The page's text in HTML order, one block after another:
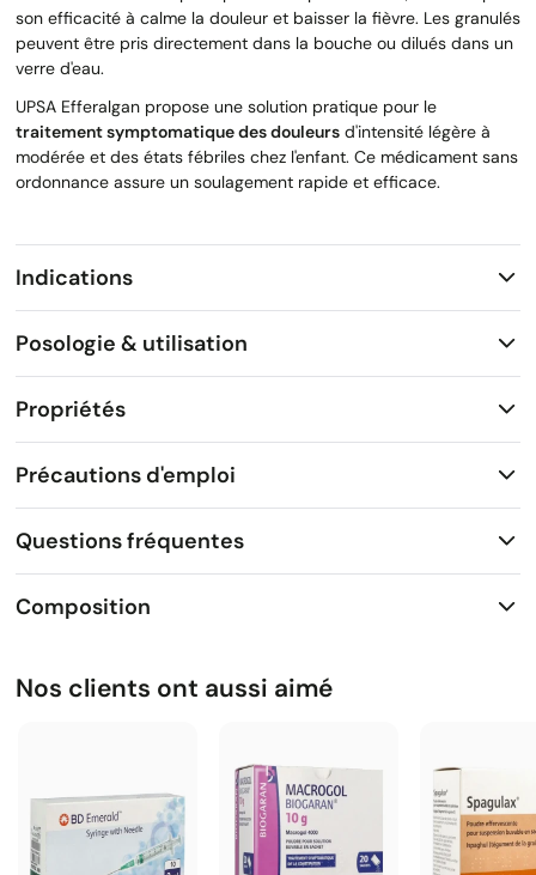
son efficacité à calme la douleur et baisser la fièvre. Les granulés
peuvent être pris directement dans la bouche ou dilués dans un
verre d'eau.
UPSA Efferalgan propose une solution pratique pour le
traitement symptomatique des douleurs d'intensité légère à
modérée et des états fébriles chez l'enfant. Ce médicament sans
ordonnance assure un soulagement rapide et efficace.
Indications
Posologie & utilisation
Propriétés
Précautions d'emploi
Questions fréquentes
Composition
Nos clients ont aussi aimé